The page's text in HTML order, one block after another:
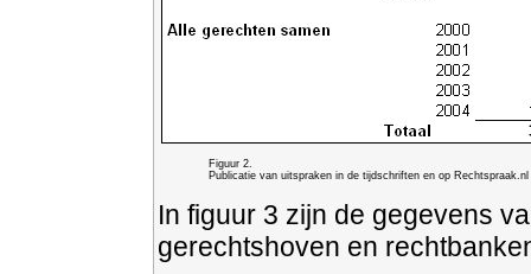
Figuur 2.
Publicatie van uitspraken in de tijdschriften en op
In figuur 3 zijn de gegevens
gerechtshoven en